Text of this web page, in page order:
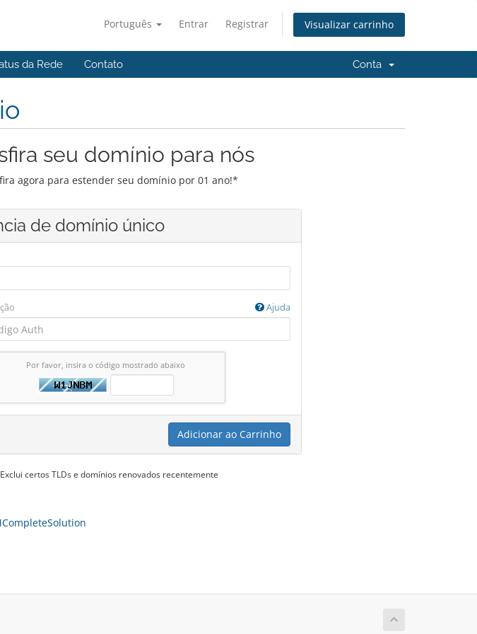
Português Entrar Registrar Visualizar carrinho
da Rede Contato Conta
seu domínio para nós
agora para estender seu domínio por 01 ano!*
de domínio único
Ajuda
Por favor, insira o código mostrado abaixo
Adicionar ao Carrinho
certos TLDs e domínios renovados recentemente